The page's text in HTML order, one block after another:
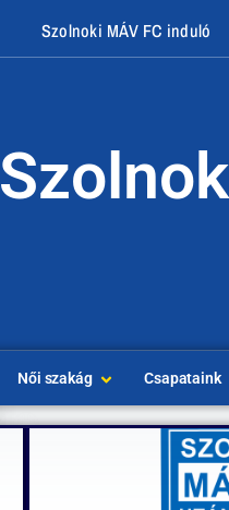
Szolnoki MÁV FC induló
Női szakág Csapataink